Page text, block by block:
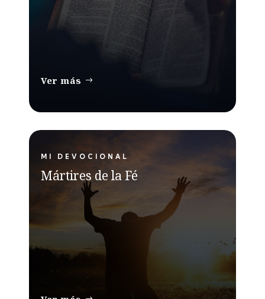
Ver más
MI DEVOCIONAL
Mártires de la Fé